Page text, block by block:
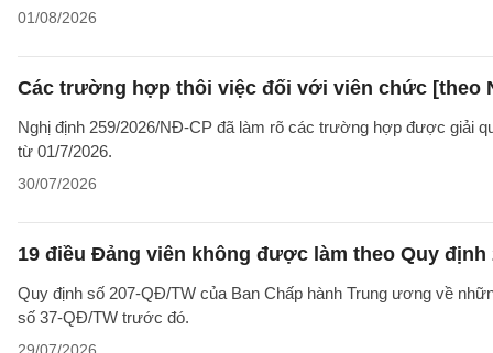
01/08/2026
Các trường hợp thôi việc đối với viên chức [theo
Nghị định 259/2026/NĐ-CP đã làm rõ các trường hợp được giải
từ 01/7/2026.
30/07/2026
19 điều Đảng viên không được làm theo Quy định
Quy định số 207-QĐ/TW của Ban Chấp hành Trung ương về
số 37-QĐ/TW trước đó.